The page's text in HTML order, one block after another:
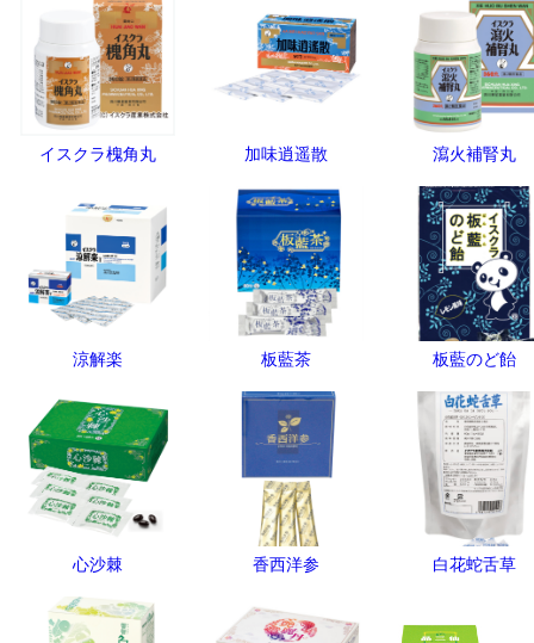
イスクラ槐角丸 加味逍遥散 瀉火補腎丸
涼解楽 板藍茶 板藍のど飴
心沙棘 香西洋参 白花蛇舌草